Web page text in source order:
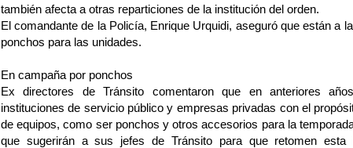
también afecta a otras reparticiones de la institución del orden.
El comandante de la Policía, Enrique Urquidi, aseguró que están a
ponchos para las unidades.
En campaña por ponchos
Ex directores de Tránsito comentaron que en anteriores
instituciones de servicio público y empresas privadas con el
de equipos, como ser ponchos y otros accesorios para la
que sugerirán a sus jefes de Tránsito para que retomen